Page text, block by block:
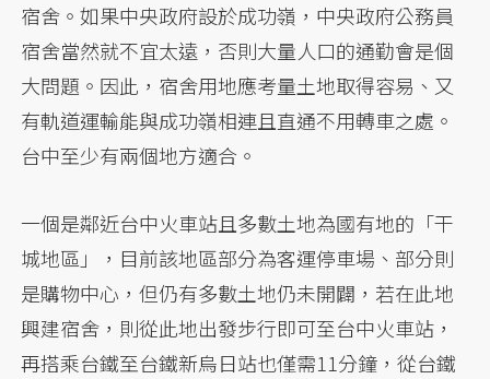
宿舍。如果中央政府設於成功嶺，中央政府公務員
宿舍當然就不宜太遠，否則大量人口的通勤會是個
大問題。因此，宿舍用地應考量土地取得容易、又
有軌道運輸能與成功嶺相連且直通不用轉車之處。
台中至少有兩個地方適合。
一個是鄰近台中火車站且多數土地為國有地的「干
城地區」，目前該地區部分為客運停車場、部分則
是購物中心，但仍有多數土地仍未開闢，若在此地
興建宿舍，則從此地出發步行即可至台中火車站，
再搭乘台鐵至台鐵新烏日站也僅需11分鐘，從台鐵